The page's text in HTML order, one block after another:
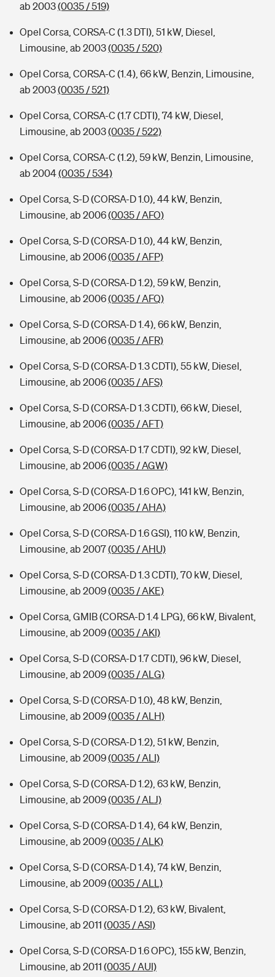
ab 2003(0035 / 519)
Opel Corsa, CORSA-C (1.3 DTI), 51 kW, Diesel,
Limousine, ab 2003(0035 / 520)
Opel Corsa, CORSA-C (1.4), 66 kW, Benzin, Limousine,
ab 2003(0035 / 521)
Opel Corsa, CORSA-C (1.7 CDTI), 74 kW, Diesel,
Limousine, ab 2003(0035 / 522)
Opel Corsa, CORSA-C (1.2), 59 kW, Benzin, Limousine,
ab 2004(0035 / 534)
Opel Corsa, S-D (CORSA-D 1.0), 44 kW, Benzin,
Limousine, ab 2006(0035 / AFO)
Opel Corsa, S-D (CORSA-D 1.0), 44 kW, Benzin,
Limousine, ab 2006(0035 / AFP)
Opel Corsa, S-D (CORSA-D 1.2), 59 kW, Benzin,
Limousine, ab 2006(0035 / AFQ)
Opel Corsa, S-D (CORSA-D 1.4), 66 kW, Benzin,
Limousine, ab 2006(0035 / AFR)
Opel Corsa, S-D (CORSA-D 1.3 CDTI), 55 kW, Diesel,
Limousine, ab 2006(0035 / AFS)
Opel Corsa, S-D (CORSA-D 1.3 CDTI), 66 kW, Diesel,
Limousine, ab 2006(0035 / AFT)
Opel Corsa, S-D (CORSA-D 1.7 CDTI), 92 kW, Diesel,
Limousine, ab 2006(0035 / AGW)
Opel Corsa, S-D (CORSA-D 1.6 OPC), 141 kW, Benzin,
Limousine, ab 2006(0035 / AHA)
Opel Corsa, S-D (CORSA-D 1.6 GSI), 110 kW, Benzin,
Limousine, ab 2007(0035 / AHU)
Opel Corsa, S-D (CORSA-D 1.3 CDTI), 70 kW, Diesel,
Limousine, ab 2009(0035 / AKE)
Opel Corsa, GMIB (CORSA-D 1.4 LPG), 66 kW, Bivalent,
Limousine, ab 2009(0035 / AKI)
Opel Corsa, S-D (CORSA-D 1.7 CDTI), 96 kW, Diesel,
Limousine, ab 2009(0035 / ALG)
Opel Corsa, S-D (CORSA-D 1.0), 48 kW, Benzin,
Limousine, ab 2009(0035 / ALH)
Opel Corsa, S-D (CORSA-D 1.2), 51 kW, Benzin,
Limousine, ab 2009(0035 / ALI)
Opel Corsa, S-D (CORSA-D 1.2), 63 kW, Benzin,
Limousine, ab 2009(0035 / ALJ)
Opel Corsa, S-D (CORSA-D 1.4), 64 kW, Benzin,
Limousine, ab 2009(0035 / ALK)
Opel Corsa, S-D (CORSA-D 1.4), 74 kW, Benzin,
Limousine, ab 2009(0035 / ALL)
Opel Corsa, S-D (CORSA-D 1.2), 63 kW, Bivalent,
Limousine, ab 2011 (0035 / ASI)
Opel Corsa, S-D (CORSA-D 1.6 OPC), 155 kW, Benzin,
Limousine, ab 2011 (0035 / AUI)